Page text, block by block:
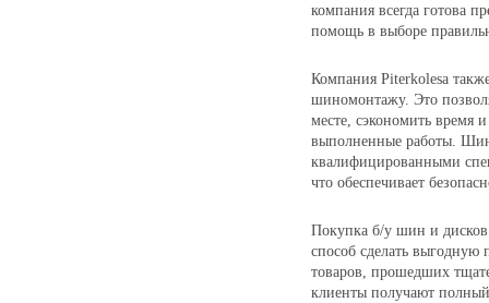
компания всегда готова
помощь в выборе
Компания Piterkolesa
шиномонтажу. Это
месте, сэкономить время
выполненные работы.
квалифицированными
что обеспечивает
Покупка б/у шин и дисков
способ сделать
товаров, прошедших
клиенты получают